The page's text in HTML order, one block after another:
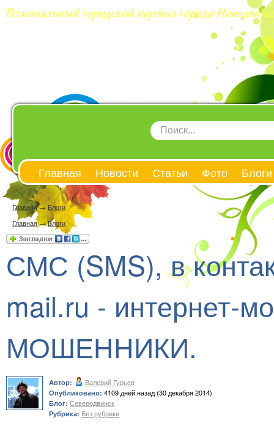
Главная Новости Статьи Фото Блоги
Главная→ Блоги
Главная→Блоги
СМС (SMS), в
mail.ru - интернет-
МОШЕННИКИ.
Автор: Валерий Гурьев
Опубликовано: 4109 дней назад (30 декабря 2014)
Блог: Северодвинск
Рубрика: Без рубрики